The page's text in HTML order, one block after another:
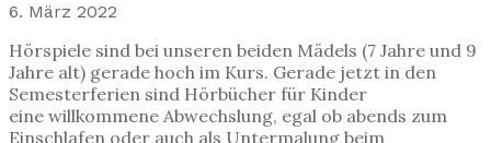
6. März 2022
Hörspiele sind bei unseren beiden Mädels (7 Jahre und 9
Jahre alt) gerade hoch im Kurs. Gerade jetzt in den
Semesterferien sind Hörbücher für Kinder
eine willkommene Abwechslung, egal ob abends zum
Einschlafen oder auch als Untermalung beim